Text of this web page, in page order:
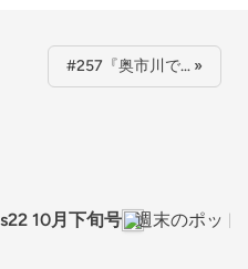
#257『奥市川で… »
10月下旬号 週末のポッド